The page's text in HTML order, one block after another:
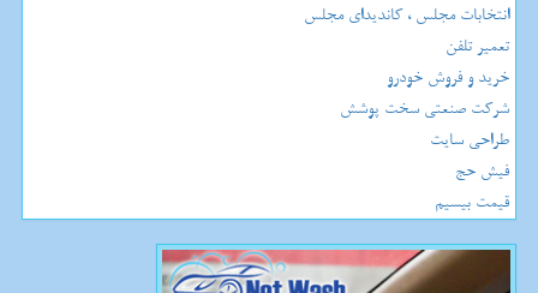
انتخابات مجلس ، کاندیدای مجلس
تعمیر تلفن
خرید و فروش خودرو
شرکت صنعتی سخت پوشش
طراحی سایت
فیش حج
قیمت بیسیم